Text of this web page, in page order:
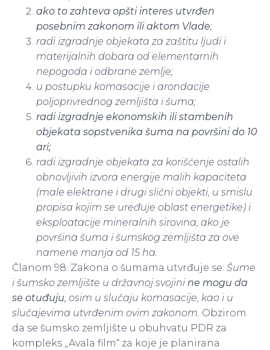
ako to zahteva opšti interes utvrđen
posebnim zakonom ili aktom Vlade;
radi izgradnje objekata za zaštitu ljudi i
materijalnih dobara od elementarnih
nepogoda i odbrane zemlje;
u postupku komasacije i arondacije
poljoprivrednog zemljišta i šuma;
radi izgradnje ekonomskih ili stambenih
objekata sopstvenika šuma na površini do 10
ari;
radi izgradnje objekata za korišćenje ostalih
obnovljivih izvora energije malih kapaciteta
(male elektrane i drugi slični objekti, u smislu
propisa kojim se uređuje oblast energetike) i
eksploatacije mineralnih sirovina, ako je
površina šuma i šumskog zemljišta za ove
namene manja od 15 ha.
Članom 98. Zakona o šumama utvrđuje se: Šume
i šumsko zemljište u državnoj svojini ne mogu da
se otuđuju , osim u slučaju komasacije, kao i u
slučajevima utvrđenim ovim zakonom. Obzirom
da se šumsko zemljište u obuhvatu PDR za
kompleks „Avala film“ za koje je planirana